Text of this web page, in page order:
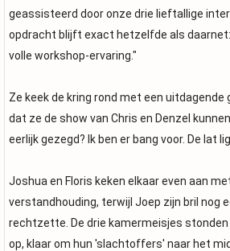
geassisteerd door onze drie lieftallige
opdracht blijft exact hetzelfde als
volle workshop-ervaring."
Ze keek de kring rond met een uitdagende
dat ze de show van Chris en Denzel
eerlijk gezegd? Ik ben er bang voor. De lat
Joshua en Floris keken elkaar even aan
verstandhouding, terwijl Joep zijn bril nog
rechtzette. De drie kamermeisjes stonden
op, klaar om hun 'slachtoffers' naar het